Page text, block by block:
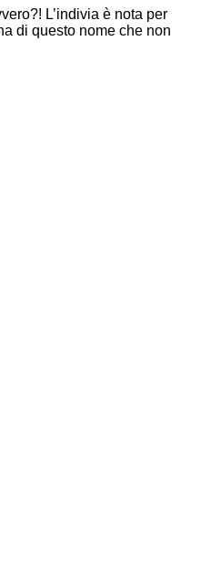
L’indivia è nota per
di questo nome che non